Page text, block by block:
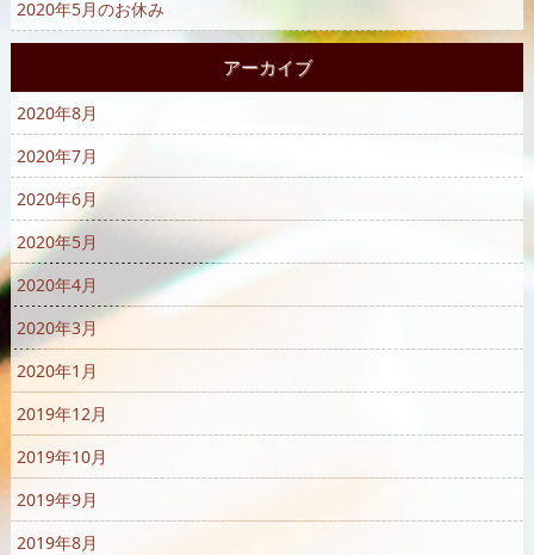
2020年5月のお休み
アーカイブ
2020年8月
2020年7月
2020年6月
2020年5月
2020年4月
2020年3月
2020年1月
2019年12月
2019年10月
2019年9月
2019年8月